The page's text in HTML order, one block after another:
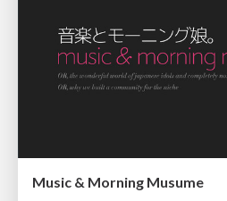
Music & Morning Musume